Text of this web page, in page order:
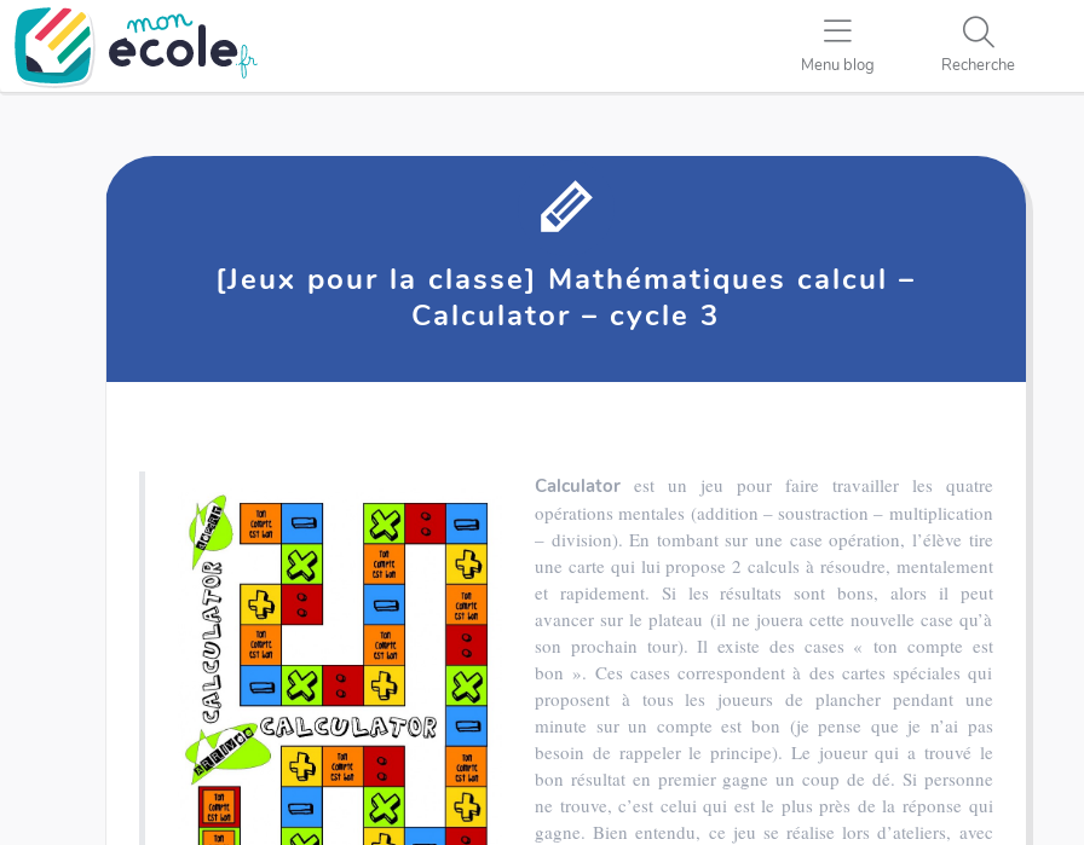
Menu blog Recherche
[Jeux pour la classe] Mathématiques calcul –
Calculator – cycle 3
Calculator est un jeu pour faire travailler les quatre
opérations mentales (addition – soustraction – multiplication
– division). En tombant sur une case opération, l’élève tire
une carte qui lui propose 2 calculs à résoudre, mentalement
et rapidement. Si les résultats sont bons, alors il peut
avancer sur le plateau (il ne jouera cette nouvelle case qu’à
son prochain tour). Il existe des cases « ton compte est
bon ». Ces cases correspondent à des cartes spéciales qui
proposent à tous les joueurs de plancher pendant une
minute sur un compte est bon (je pense que je n’ai pas
besoin de rappeler le principe). Le joueur qui a trouvé le
bon résultat en premier gagne un coup de dé. Si personne
ne trouve, c’est celui qui est le plus près de la réponse qui
gagne. Bien entendu, ce jeu se réalise lors d’ateliers, avec